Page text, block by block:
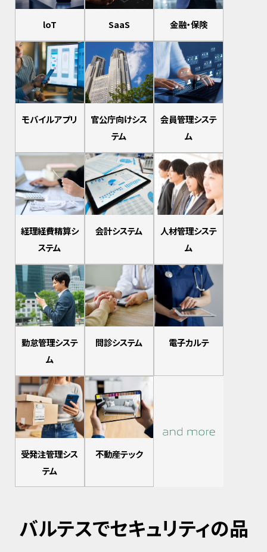
loT SaaS 金融・保険
モバイルアプリ
官公庁向けシス
テム
会員管理システ
ム
経理経費精算シ
ステム
会計システム
人材管理システ
ム
勤怠管理システ
ム
問診システム 電子カルテ
受発注管理シス
テム
不動産テック
バルテスでセキュリティの品